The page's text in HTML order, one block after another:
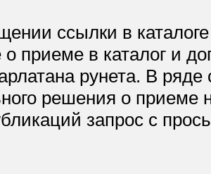
ссылки в
приеме в каталог и
рунета. В
решения о приеме
запрос с